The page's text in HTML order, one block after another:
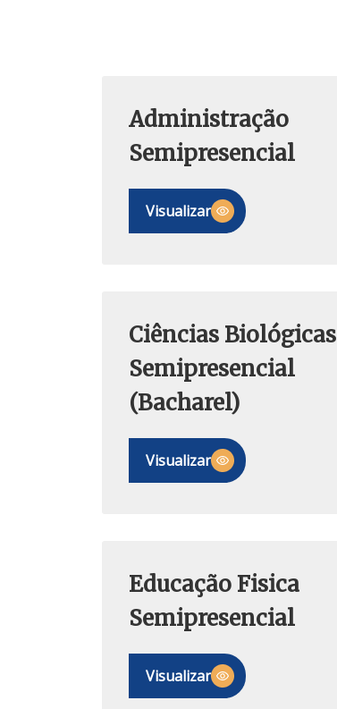
Administração
Semipresencial
Visualizar
Ciências Biológicas
Semipresencial
(Bacharel)
Visualizar
Educação Fisica
Semipresencial
Visualizar